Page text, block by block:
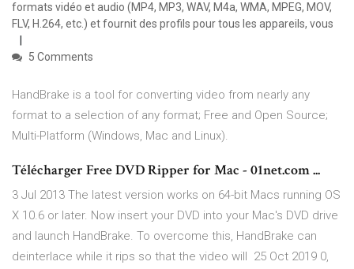
formats vidéo et audio (MP4, MP3, WAV, M4a, WMA, MPEG, MOV,
FLV, H.264, etc.) et fournit des profils pour tous les appareils, vous
5 Comments
HandBrake is a tool for converting video from nearly any
format to a selection of any format; Free and Open Source;
Multi-Platform (Windows, Mac and Linux).
Télécharger Free DVD Ripper for Mac - 01net.com ...
3 Jul 2013 The latest version works on 64-bit Macs running OS
X 10.6 or later. Now insert your DVD into your Mac's DVD drive
and launch HandBrake. To overcome this, HandBrake can
deinterlace while it rips so that the video will 25 Oct 2019 0,